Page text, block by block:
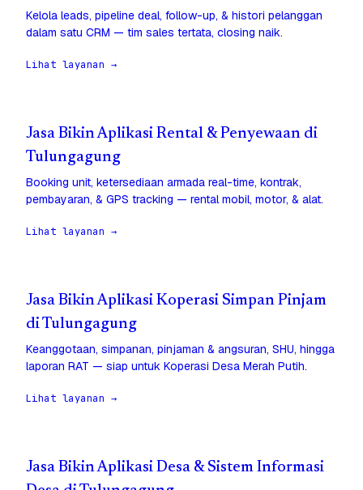
Kelola leads, pipeline deal, follow-up, & histori pelanggan
dalam satu CRM — tim sales tertata, closing naik.
Lihat layanan →
Jasa Bikin Aplikasi Rental & Penyewaan di
Tulungagung
Booking unit, ketersediaan armada real-time, kontrak,
pembayaran, & GPS tracking — rental mobil, motor, & alat.
Lihat layanan →
Jasa Bikin Aplikasi Koperasi Simpan Pinjam
di Tulungagung
Keanggotaan, simpanan, pinjaman & angsuran, SHU, hingga
laporan RAT — siap untuk Koperasi Desa Merah Putih.
Lihat layanan →
Jasa Bikin Aplikasi Desa & Sistem Informasi